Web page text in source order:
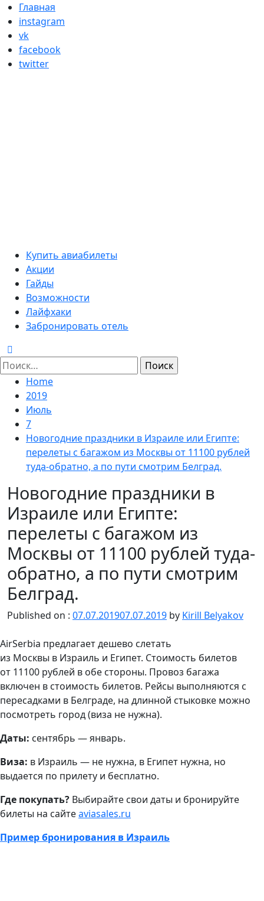
Skip
to
content
Главная
instagram
vk
facebook
twitter
Primary
Menu
Купить авиабилеты
Акции
Гайды
Возможности
Лайфхаки
Забронировать отель
Найти:
Home
2019
Июль
7
Новогодние праздники в Израиле или Египте:
перелеты с багажом из Москвы от 11100 рублей
туда-обратно, а по пути смотрим Белград.
Новогодние праздники в
Израиле или Египте:
перелеты с багажом из
Москвы от 11100 рублей туда-
обратно, а по пути смотрим
Белград.
Published on : 07.07.201907.07.2019 by Kirill Belyakov
AirSerbia предлагает дешево слетать
из Москвы в Израиль и Египет. Стоимость билетов
от 11100 рублей в обе стороны. Провоз багажа
включен в стоимость билетов. Рейсы выполняются с
пересадками в Белграде, на длинной стыковке можно
посмотреть город (виза не нужна).
Даты: сентябрь — январь.
Виза: в Израиль — не нужна, в Египет нужна, но
выдается по прилету и бесплатно.
Где покупать? Выбирайте свои даты и бронируйте
билеты на сайтеaviasales.ru
Пример бронирования в Израиль